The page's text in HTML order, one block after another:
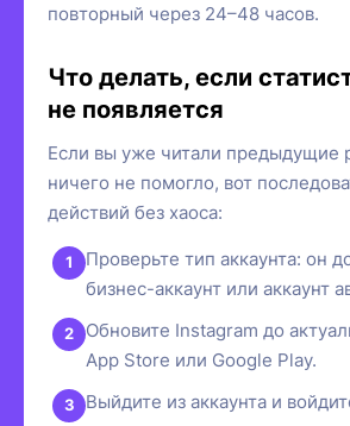
повторный через 24–48 часов.
Что делать, если
не появляется
Если вы уже читали предыдущие
ничего не помогло, вот
действий без хаоса:
Проверьте тип аккаунта: он
бизнес-аккаунт или аккаунт
Обновите Instagram до
App Store или Google Play.
Выйдите из аккаунта и